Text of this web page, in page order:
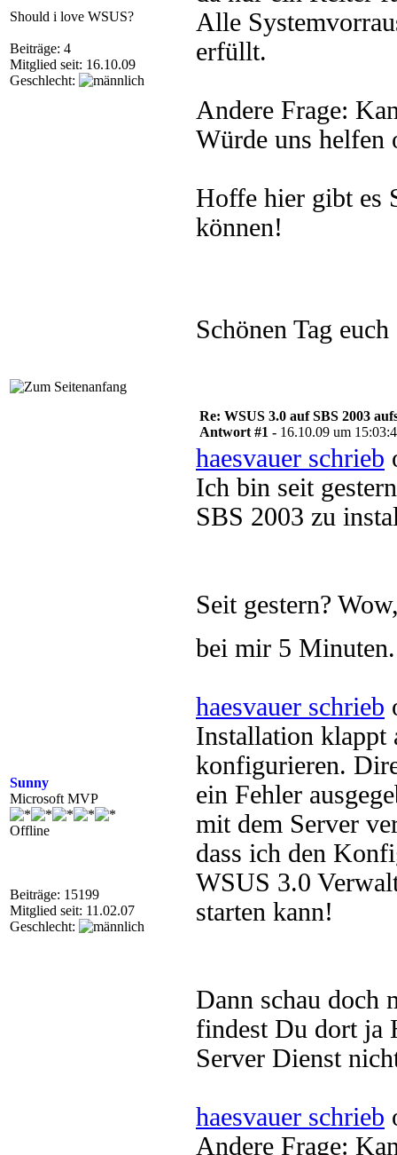
Should i love WSUS?
Beiträge: 4
Mitglied seit: 16.10.09
Geschlecht:
Alle
erfüllt.
Andere Frage:
Würde uns helfen
Hoffe hier gibt es
können!
Schönen Tag
Sunny
Microsoft MVP
Offline
Beiträge: 15199
Mitglied seit: 11.02.07
Geschlecht:
Re: WSUS 3.0 auf SBS 2003
Antwort #1 - 16.10.09 um
haesvauer schrieb
Ich bin seit
SBS 2003 zu
Seit gestern?
bei mir 5
haesvauer schrieb
Installation klappt
konfigurieren.
ein Fehler
mit dem Server
dass ich den
WSUS 3.0
starten kann!
Dann schau doch
findest Du dort ja
Server Dienst
haesvauer schrieb
Andere Frage: